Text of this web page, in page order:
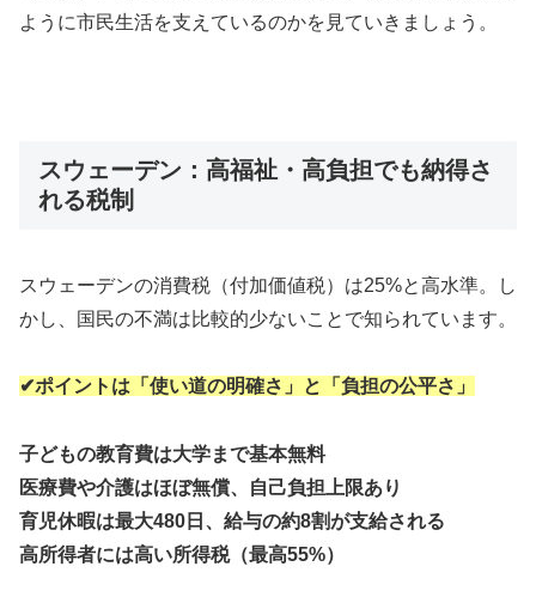
ように市民生活を支えているのかを見ていきましょう。
スウェーデン：高福祉・高負担でも納得さ
れる税制
スウェーデンの消費税（付加価値税）は25%と高水準。し
かし、国民の不満は比較的少ないことで知られています。
✔ポイントは「使い道の明確さ」と「負担の公平さ」
子どもの教育費は大学まで基本無料
医療費や介護はほぼ無償、自己負担上限あり
育児休暇は最大480日、給与の約8割が支給される
高所得者には高い所得税（最高55%）